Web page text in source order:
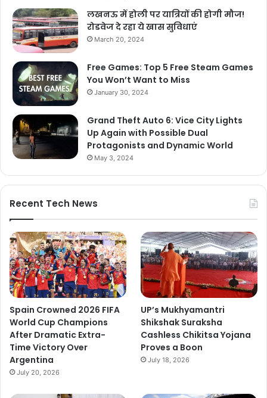
लखनऊ में होली पर यात्रियों की होगी मौज!
रोडवेज दे रहा ये खास सुविधाएं
March 20, 2024
Free Games: Top 5 Free Steam Games
You Won’t Want to Miss
January 30, 2024
Grand Theft Auto 6: Vice City Lights
Up Again with Possible Dual
Protagonists and Dynamic World
May 3, 2024
Recent Tech News
Spain Crowned 2026 FIFA
World Cup Champions
After Dramatic Extra-
Time Victory Over
Argentina
July 20, 2026
UP’s Mukhyamantri
Shikshak Suraksha
Cashless Chikitsa Yojana
Proves a Boon
July 18, 2026